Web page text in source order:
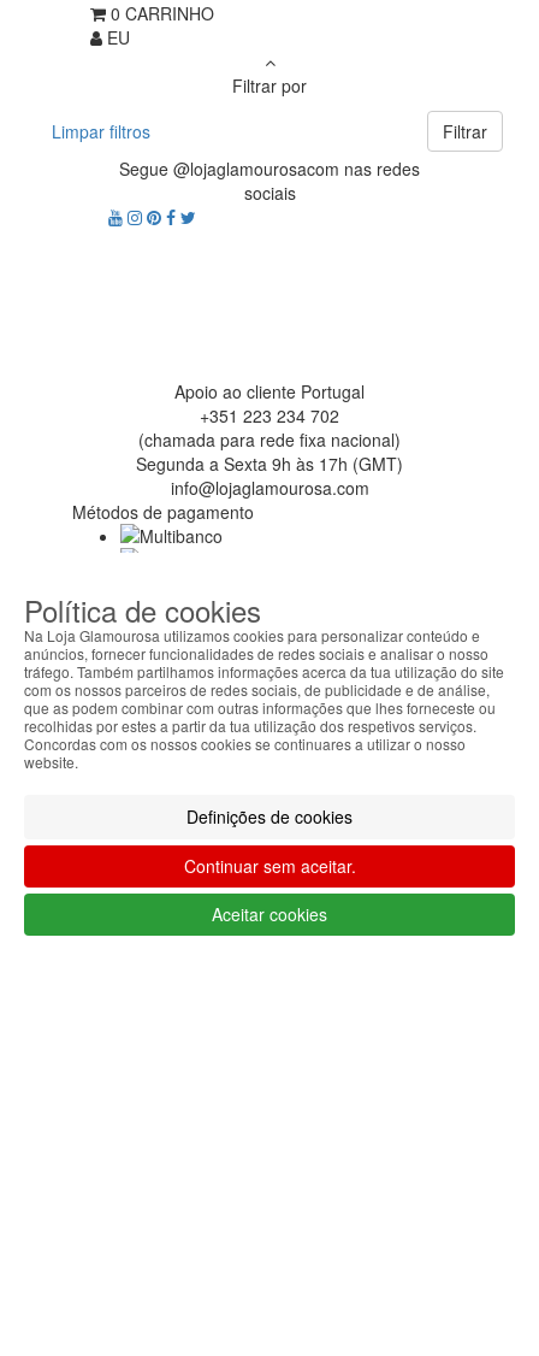
0 CARRINHO
EU
Filtrar por
Limpar filtros
Filtrar
Segue @lojaglamourosacom nas redes
sociais
Apoio ao cliente Portugal
+351 223 234 702
(chamada para rede fixa nacional)
Segunda a Sexta 9h às 17h (GMT)
info@lojaglamourosa.com
Métodos de pagamento
Política de cookies
Na Loja Glamourosa utilizamos cookies para personalizar conteúdo e
anúncios, fornecer funcionalidades de redes sociais e analisar o nosso
tráfego. Também partilhamos informações acerca da tua utilização do site
com os nossos parceiros de redes sociais, de publicidade e de análise,
que as podem combinar com outras informações que lhes forneceste ou
recolhidas por estes a partir da tua utilização dos respetivos serviços.
Concordas com os nossos cookies se continuares a utilizar o nosso
website.
Definições de cookies
Continuar sem aceitar.
Aceitar cookies